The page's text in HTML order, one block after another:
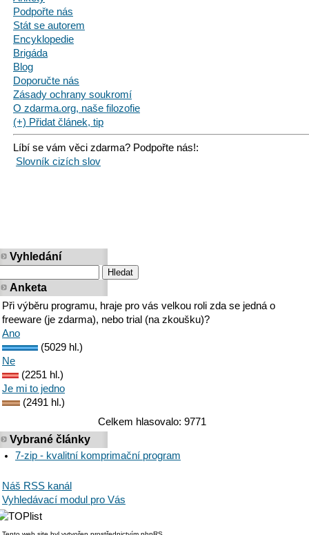
Podpořte nás
Stát se autorem
Encyklopedie
Brigáda
Blog
Doporučte nás
Zásady ochrany soukromí
O zdarma.org, naše filozofie
(+) Přidat článek, tip
Líbí se vám věci zdarma? Podpořte nás!:
Slovník cizích slov
Vyhledání
Anketa
Při výběru programu, hraje pro vás velkou roli zda se jedná o
freeware (je zdarma), nebo trial (na zkoušku)?
Ano
(5029 hl.)
Ne
(2251 hl.)
Je mi to jedno
(2491 hl.)
Celkem hlasovalo: 9771
Vybrané články
7-zip - kvalitní komprimační program
Náš RSS kanál
Vyhledávací modul pro Vás